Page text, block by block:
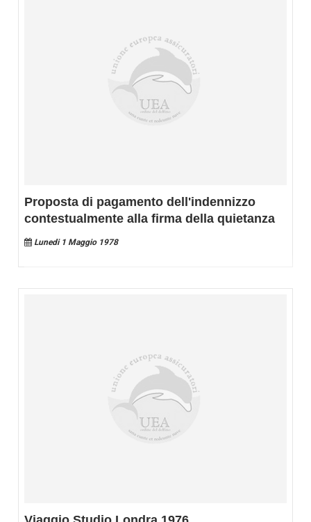
Proposta di pagamento dell'indennizzo
contestualmente alla firma della quietanza
Lunedi 1 Maggio 1978